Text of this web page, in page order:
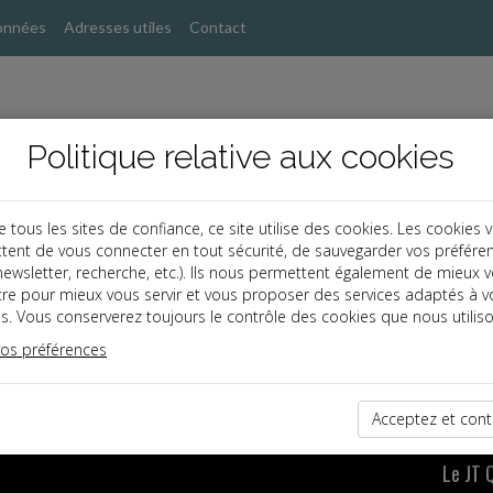
Adresses utiles Contact
l'actualité juridique en vidéo avec le JT
Le JT
Politique relative aux cookies
tous les sites de confiance, ce site utilise des cookies. Les cookies
de vous connecter en tout sécurité, de sauvegarder vos
recherche, etc.). Ils nous permettent également de mieux
pour mieux vous servir et vous proposer des services adaptés à
Vous conserverez toujours le contrôle des cookies que nous
préférences
Acceptez et